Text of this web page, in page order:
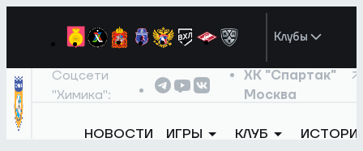
Клубы
Соцсети
"Химика":
ХК "Спартак"
Москва
НОВОСТИ ИГРЫ КЛУБ